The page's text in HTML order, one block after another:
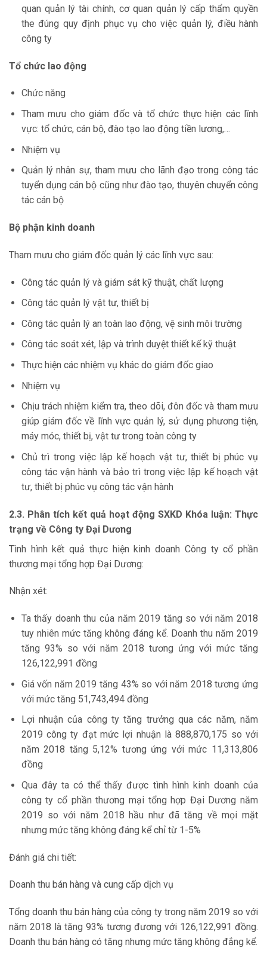
quan quản lý tài chính, cơ quan quản lý cấp thẩm quyền
the đúng quy định phục vụ cho việc quản lý, điều hành
công ty
Tổ chức lao động
Chức năng
Tham mưu cho giám đốc và tổ chức thực hiện các lĩnh
vực: tổ chức, cán bộ, đào tạo lao động tiền lương,…
Nhiệm vụ
Quản lý nhân sự, tham mưu cho lãnh đạo trong công tác
tuyển dụng cán bộ cũng như đào tạo, thuyên chuyển công
tác cán bộ
Bộ phận kinh doanh
Tham mưu cho giám đốc quản lý các lĩnh vực sau:
Công tác quản lý và giám sát kỹ thuật, chất lượng
Công tác quản lý vật tư, thiết bị
Công tác quản lý an toàn lao động, vệ sinh môi trường
Công tác soát xét, lập và trình duyệt thiết kế kỹ thuật
Thực hiện các nhiệm vụ khác do giám đốc giao
Nhiệm vụ
Chịu trách nhiệm kiểm tra, theo dõi, đôn đốc và tham mưu
giúp giám đốc về lĩnh vực quản lý, sử dụng phương tiện,
máy móc, thiết bị, vật tư trong toàn công ty
Chủ trì trong việc lập kế hoạch vật tư, thiết bị phúc vụ
công tác vận hành và bảo trì trong việc lập kế hoạch vật
tư, thiết bị phúc vụ công tác vận hành
2.3. Phân tích kết quả hoạt động SXKD Khóa luận: Thực
trạng về Công ty Đại Dương
Tình hình kết quả thực hiện kinh doanh Công ty cổ phần
thương mại tổng hợp Đại Dương:
Nhận xét:
Ta thấy doanh thu của năm 2019 tăng so với năm 2018
tuy nhiên mức tăng không đáng kể. Doanh thu năm 2019
tăng 93% so với năm 2018 tương ứng với mức tăng
126,122,991 đồng
Giá vốn năm 2019 tăng 43% so với năm 2018 tương ứng
với mức tăng 51,743,494 đồng
Lợi nhuận của công ty tăng trưởng qua các năm, năm
2019 công ty đạt mức lợi nhuận là 888,870,175 so với
năm 2018 tăng 5,12% tương ứng với mức 11,313,806
đồng
Qua đây ta có thể thấy được tình hình kinh doanh của
công ty cổ phần thương mại tổng hợp Đại Dương năm
2019 so với năm 2018 hầu như đã tăng về mọi mặt
nhưng mức tăng không đáng kể chỉ từ 1-5%
Đánh giá chi tiết:
Doanh thu bán hàng và cung cấp dịch vụ
Tổng doanh thu bán hàng của công ty trong năm 2019 so với
năm 2018 là tăng 93% tương đương với 126,122,991 đồng.
Doanh thu bán hàng có tăng nhưng mức tăng không đắng kể.